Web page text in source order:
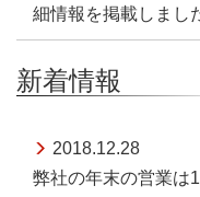
細情報を掲載しまし
新着情報
2018.12.28
弊社の年末の営業は